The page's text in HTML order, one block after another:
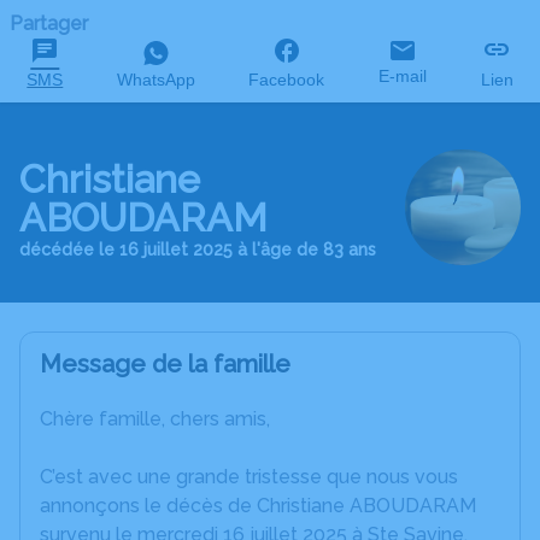
Partager
SMS WhatsApp Facebook E-mail Lien
Christiane
ABOUDARAM
décédée le 16 juillet 2025 à l'âge de 83 ans
Message de la famille
Chère famille, chers amis,
C’est avec une grande tristesse que nous vous
annonçons le décès de Christiane ABOUDARAM
survenu le mercredi 16 juillet 2025 à Ste Savine.